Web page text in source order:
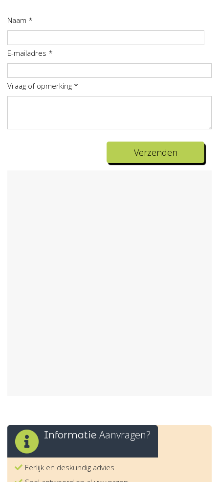
Naam *
E-mailadres *
Vraag of opmerking *
Informatie Aanvragen?
Eerlijk en deskundig advies